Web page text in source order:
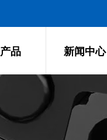
产品 新闻中心